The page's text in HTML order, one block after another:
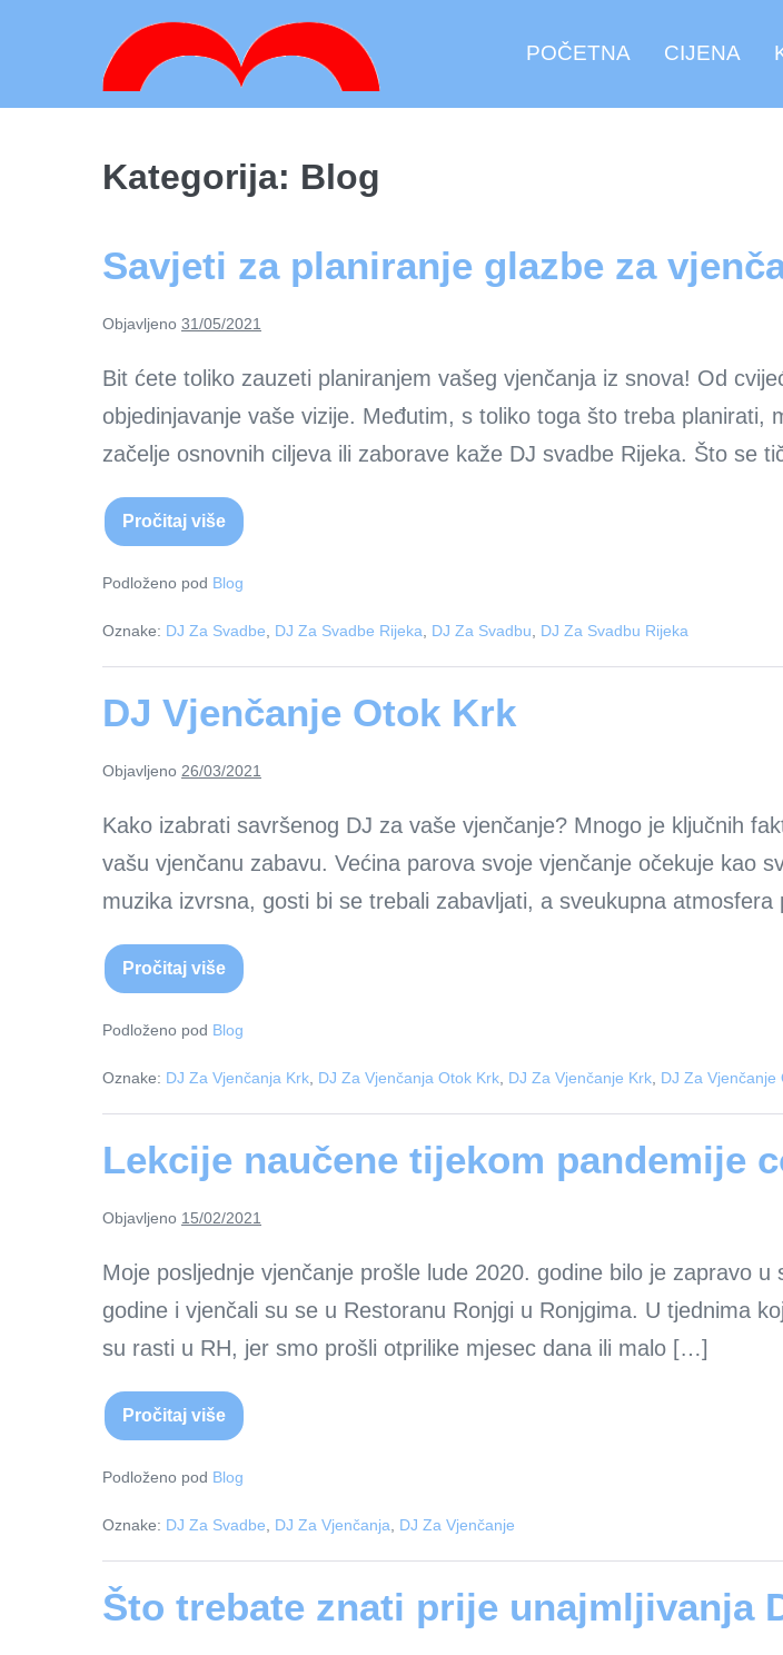
POČETNA CIJENA
Kategorija: Blog
Savjeti za planiranje glazbe za
Objavljeno 31/05/2021
Bit ćete toliko zauzeti planiranjem vašeg vjenčanja iz snova! Od
objedinjavanje vaše vizije. Međutim, s toliko toga što treba
začelje osnovnih ciljeva ili zaborave kaže DJ svadbe Rijeka. Što se
Pročitaj više
Savjeti
za
glazbe
Podloženo pod Blog
Oznake: DJ Za Svadbe DJ Za Svadbe Rijeka DJ Za Svadbu DJ Za Svadbu Rijeka
DJ Vjenčanje Otok Krk
Objavljeno 26/03/2021
Kako izabrati savršenog DJ za vaše vjenčanje? Mnogo je ključnih
vašu vjenčanu zabavu. Većina parova svoje vjenčanje očekuje kao
muzika izvrsna, gosti bi se trebali zabavljati, a sveukupna
Pročitaj više
DJ
Vjenčanje
Krk
Podloženo pod Blog
Oznake: DJ Za Vjenčanja Krk DJ Za Vjenčanja Otok Krk DJ Za Vjenčanje Krk DJ Za Vjenčanje
Lekcije naučene tijekom pandemije
Objavljeno 15/02/2021
Moje posljednje vjenčanje prošle lude 2020. godine bilo je zapravo
godine i vjenčali su se u Restoranu Ronjgi u Ronjgima. U tjednima
su rasti u RH, jer smo prošli otprilike mjesec dana ili malo […]
Pročitaj više
Lekcije
naučene
pandemije
kao
za
Podloženo pod Blog
Oznake: DJ Za Svadbe DJ Za Vjenčanja DJ Za Vjenčanje
Što trebate znati prije unajmljivanja